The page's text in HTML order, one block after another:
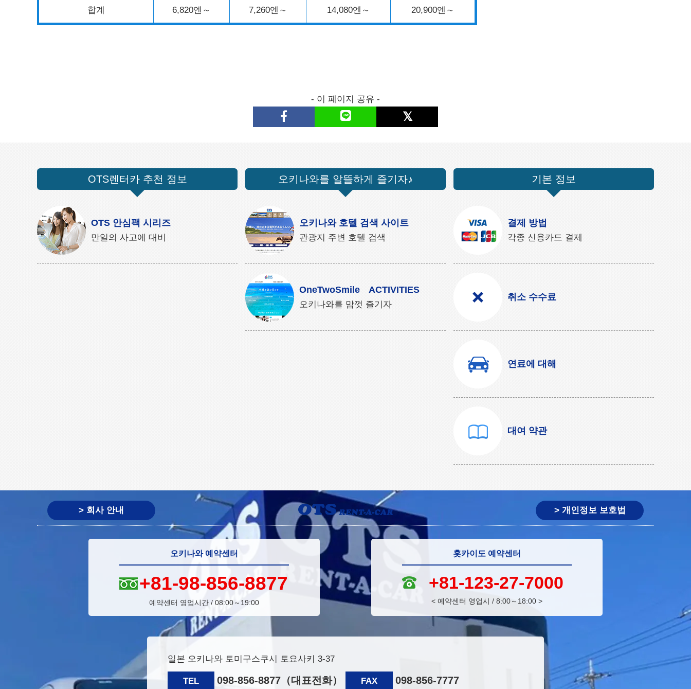
합계 6,820엔～ 7,260엔～ 14,080엔～ 20,900엔～
- 이 페이지 공유 -
OTS렌터카 추천 정보
OTS 안심팩 시리즈
만일의 사고에 대비
오키나와를 알뜰하게 즐기자♪
오키나와 호텔 검색 사이트
관광지 주변 호텔 검색
OneTwoSmile ACTIVITIES
오키나와를 맘껏 즐기자
기본 정보
결제 방법
각종 신용카드 결제
취소 수수료
연료에 대해
대여 약관
> 회사 안내 > 개인정보 보호법
오키나와 예약센터
+81-98-856-8877
예약센터 영업시간 / 08:00～19:00
홋카이도 예약센터
+81-123-27-7000
< 예약센터 영업시 / 8:00～18:00 >
일본 오키나와 토미구스쿠시 토요사키 3-37
TEL 098-856-8877（대표전화） FAX 098-856-7777